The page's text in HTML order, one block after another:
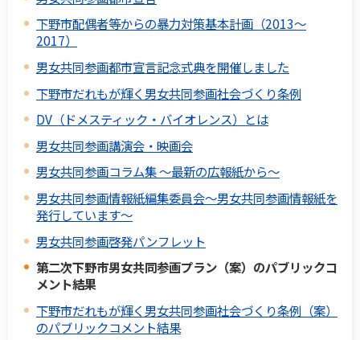
下野市配偶者等からの暴力対策基本計画（2013～
2017）
男女共同参画都市宣言記念式典を開催しました
下野市だれもが輝く男女共同参画社会づくり条例
DV（ドメスティック・バイオレンス）とは
男女共同参画講演会・映画会
男女共同参画コラム集 ～最新の広報紙から～
男女共同参画情報紙編集委員会～男女共同参画情報紙を
発行しています～
男女共同参画啓発パンフレット
第二次下野市男女共同参画プラン（案）のパブリックコ
メント結果
下野市だれもが輝く男女共同参画社会づくり条例（案）
のパブリックコメント結果